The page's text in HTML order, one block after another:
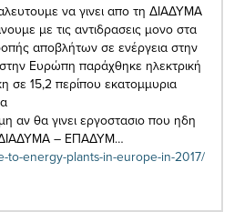
να γινει απο τη ΔΙΑΔΥΜΑ
με τις αντιδρασεις μονο στα
αποβλήτων σε ενέργεια στην
Ευρώπη παράχθηκε ηλεκτρική
σε 15,2 περίπου εκατομμυρια
αν θα γινει εργοστασιο που ηδη
ΔΙΑΔΥΜΑ – ΕΠΑΔΥΜ…
to-energy-plants-in-europe-in-2017/